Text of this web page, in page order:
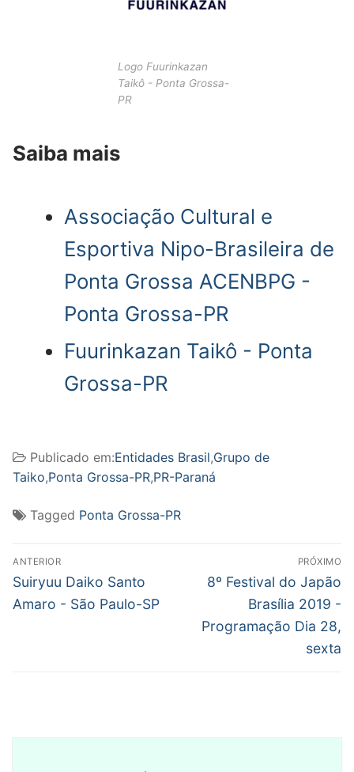
Logo Fuurinkazan
Taikô - Ponta Grossa-
PR
Saiba mais
Associação Cultural e
Esportiva Nipo-Brasileira de
Ponta Grossa ACENBPG -
Ponta Grossa-PR
Fuurinkazan Taikô - Ponta
Grossa-PR
Publicado em:Entidades Brasil,Grupo de
Taiko,Ponta Grossa-PR,PR-Paraná
Tagged Ponta Grossa-PR
Navegação
de
Post
ANTERIOR
Post
anterior:
Suiryuu Daiko Santo
Amaro - São Paulo-SP
PRÓXIMO
Próximo
8º Festival do Japão
Brasília 2019 -
Programação Dia 28,
sexta